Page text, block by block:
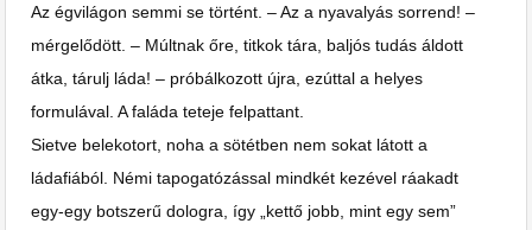
Az égvilágon semmi se történt. – Az a nyavalyás sorrend! –
mérgelődött. – Múltnak őre, titkok tára, baljós tudás áldott
átka, tárulj láda! – próbálkozott újra, ezúttal a helyes
formulával. A faláda teteje felpattant.
Sietve belekotort, noha a sötétben nem sokat látott a
ládafiából. Némi tapogatózással mindkét kezével ráakadt
egy-egy botszerű dologra, így „kettő jobb, mint egy sem”